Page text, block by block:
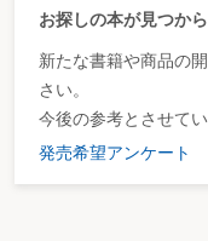
お探しの本が見つか
新たな書籍や商品の
さい。
今後の参考とさせてい
発売希望アンケート